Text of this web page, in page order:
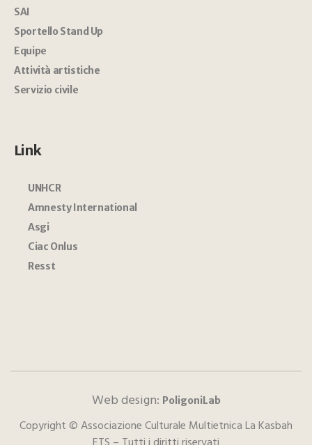
SAI
Sportello Stand Up
Equipe
Attività artistiche
Servizio civile
Link
UNHCR
Amnesty International
Asgi
Ciac Onlus
Resst
Web design: PoligoniLab
Copyright © Associazione Culturale Multietnica La Kasbah